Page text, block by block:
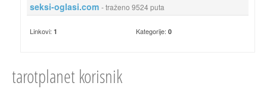
seksi-oglasi.com - traženo 9524 puta
Linkovi: 1 Kategorije:0
tarotplanet korisnik